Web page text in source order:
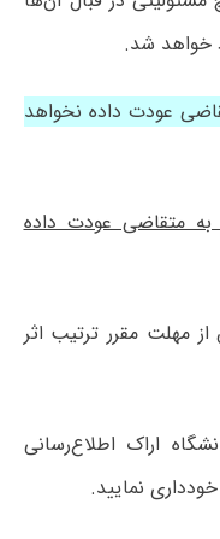
خواهد شد.
عودت داده نخواهد
متقاضی عودت داده
مهلت مقرر ترتیب اثر
اراک اطلاع‌رسانی
نمایید.